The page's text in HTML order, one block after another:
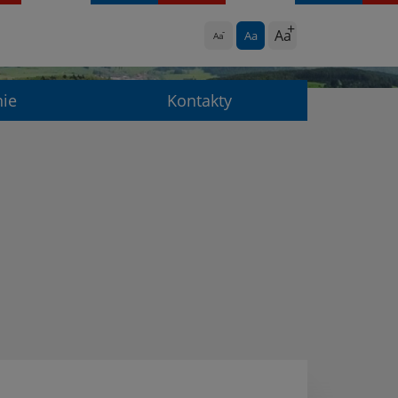
Aa Aa Aa
Kontakty